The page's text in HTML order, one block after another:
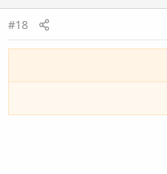
#18